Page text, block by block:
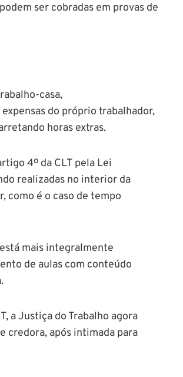
ser cobradas em provas de
casa,
do próprio trabalhador,
horas extras.
4º da CLT pela Lei
realizadas no interior da
como é o caso de tempo
mais integralmente
de aulas com conteúdo
a Justiça do Trabalho agora
credora, após intimada para